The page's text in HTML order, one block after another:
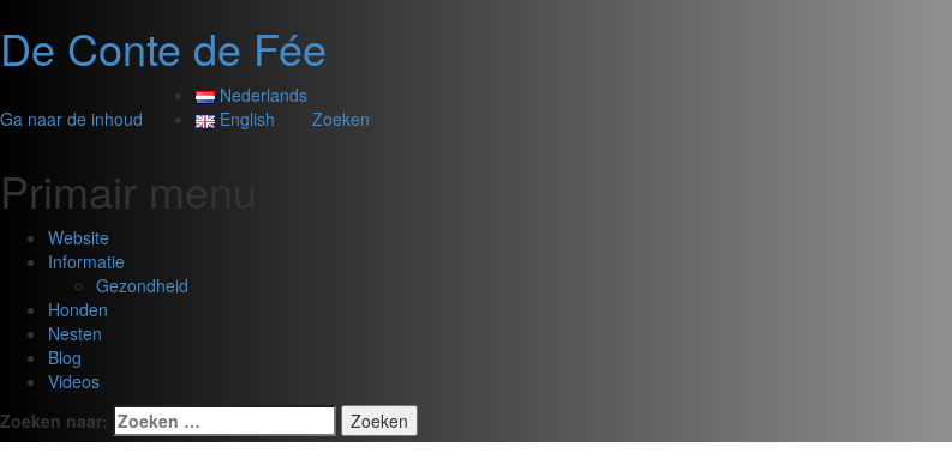
De Conte de Fée
Ga naar de inhoud
Nederlands
English
Zoeken
Primair menu
Website
Informatie
Gezondheid
Honden
Nesten
Blog
Videos
Zoeken naar: